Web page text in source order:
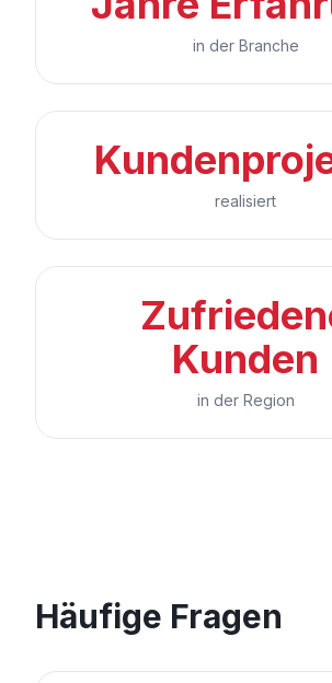
in der Branche
realisiert
Kunden
in der Region
Häufige Fragen